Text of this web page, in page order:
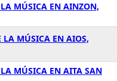
MÚSICA EN AINZON,
LA MÚSICA EN AIOS,
MÚSICA EN AITA SAN